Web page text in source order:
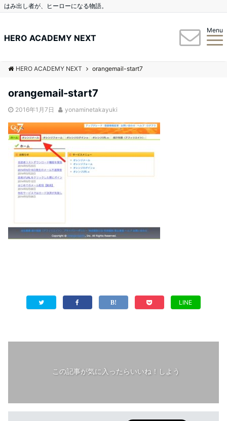
はみ出し者が、ヒーローになる物語。
HERO ACADEMY NEXT
Menu
HERO ACADEMY NEXT orangemail-start7
orangemail-start7
2016年1月7日 yonaminetakayuki
LINE
この記事が気に入ったらいいね！しよう